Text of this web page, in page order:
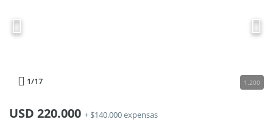
1/17 1.200
USD 220.000 + $140.000 expensas